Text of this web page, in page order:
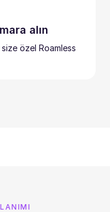
alın
özel Roamless